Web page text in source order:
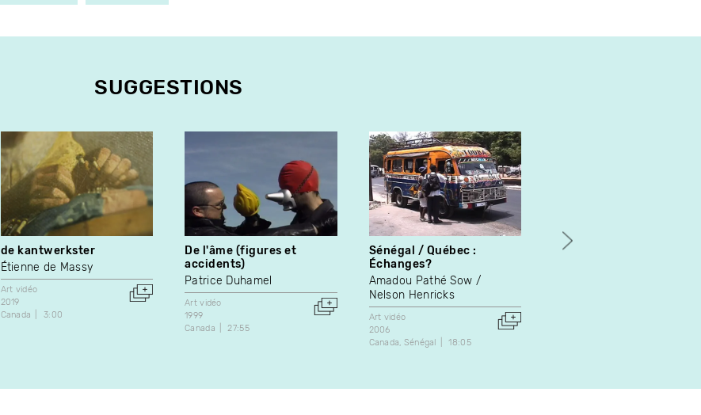
SUGGESTIONS
de kantwerkster
Étienne de Massy
Art vidéo
2019
Canada
3:00
De l'âme (figures et
accidents)
Patrice Duhamel
Art vidéo
1999
Canada
27:55
Sénégal / Québec :
Échanges?
Amadou Pathé Sow
Nelson Henricks
Art vidéo
2006
Canada Sénégal 18:05
The Blood of Many